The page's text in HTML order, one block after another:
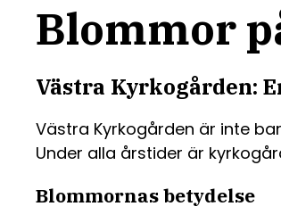
Blommor
Västra Kyrkogården:
Västra Kyrkogården är inte
Under alla årstider är
Blommornas betydelse